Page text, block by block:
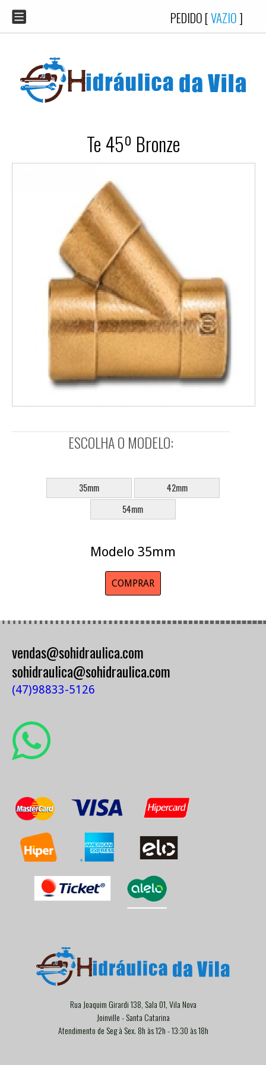
PEDIDO [VAZIO]
Te 45º Bronze
ESCOLHA O MODELO:
35mm
42mm
54mm
Modelo 35mm
COMPRAR
vendas@sohidraulica.com
sohidraulica@sohidraulica.com
(47)98833-5126
Rua Joaquim Girardi 138, Sala 01, Vila Nova
Joinville - Santa Catarina
Atendimento de Seg à Sex. 8h às 12h - 13:30 às 18h